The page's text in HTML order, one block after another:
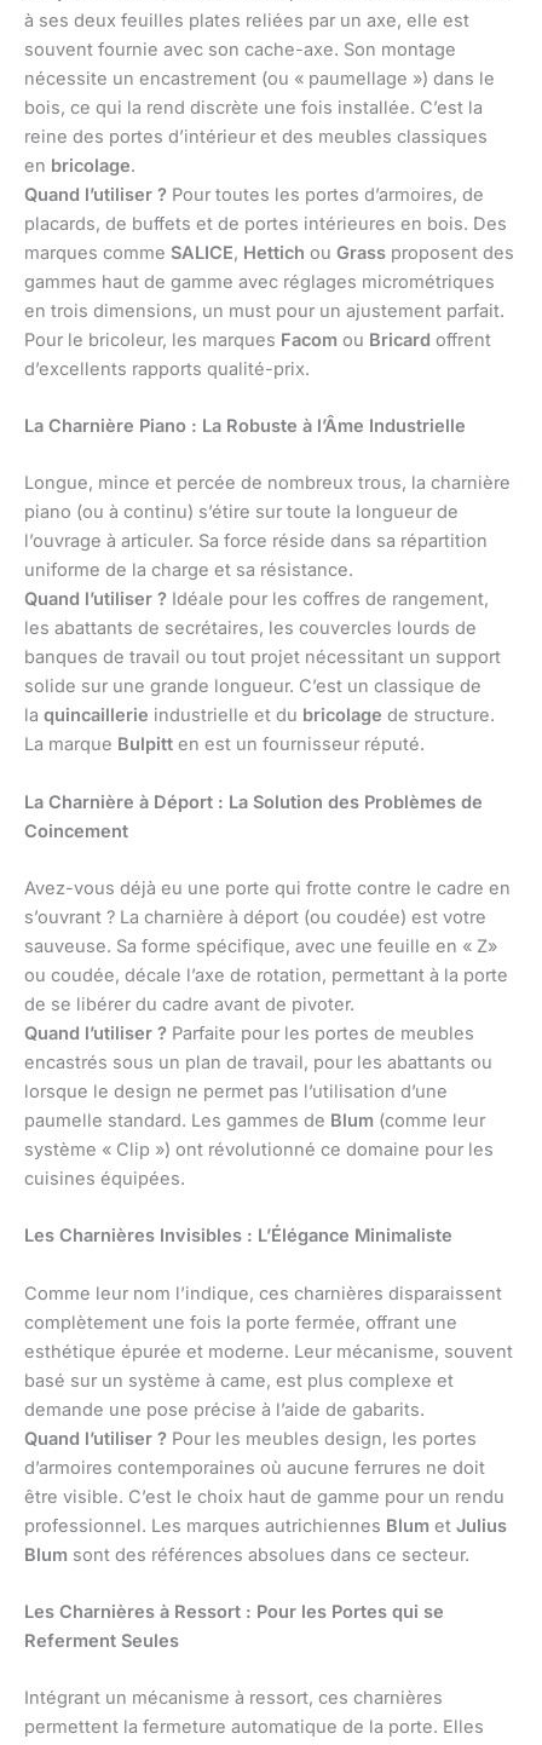
à ses deux feuilles plates reliées par un axe, elle est
souvent fournie avec son cache-axe. Son montage
nécessite un encastrement (ou « paumellage ») dans le
bois, ce qui la rend discrète une fois installée. C’est la
reine des portes d’intérieur et des meubles classiques
en bricolage.
Quand l’utiliser ? Pour toutes les portes d’armoires, de
placards, de buffets et de portes intérieures en bois. Des
marques comme SALICE, Hettich ou Grass proposent des
gammes haut de gamme avec réglages micrométriques
en trois dimensions, un must pour un ajustement parfait.
Pour le bricoleur, les marques Facom ou Bricard offrent
d’excellents rapports qualité-prix.
La Charnière Piano : La Robuste à l’Âme Industrielle
Longue, mince et percée de nombreux trous, la charnière
piano (ou à continu) s’étire sur toute la longueur de
l’ouvrage à articuler. Sa force réside dans sa répartition
uniforme de la charge et sa résistance.
Quand l’utiliser ? Idéale pour les coffres de rangement,
les abattants de secrétaires, les couvercles lourds de
banques de travail ou tout projet nécessitant un support
solide sur une grande longueur. C’est un classique de
la quincaillerie industrielle et du bricolage de structure.
La marque Bulpitt en est un fournisseur réputé.
La Charnière à Déport : La Solution des Problèmes de
Coincement
Avez-vous déjà eu une porte qui frotte contre le cadre en
s’ouvrant ? La charnière à déport (ou coudée) est votre
sauveuse. Sa forme spécifique, avec une feuille en « Z»
ou coudée, décale l’axe de rotation, permettant à la porte
de se libérer du cadre avant de pivoter.
Quand l’utiliser ? Parfaite pour les portes de meubles
encastrés sous un plan de travail, pour les abattants ou
lorsque le design ne permet pas l’utilisation d’une
paumelle standard. Les gammes de Blum (comme leur
système « Clip ») ont révolutionné ce domaine pour les
cuisines équipées.
Les Charnières Invisibles : L’Élégance Minimaliste
Comme leur nom l’indique, ces charnières disparaissent
complètement une fois la porte fermée, offrant une
esthétique épurée et moderne. Leur mécanisme, souvent
basé sur un système à came, est plus complexe et
demande une pose précise à l’aide de gabarits.
Quand l’utiliser ? Pour les meubles design, les portes
d’armoires contemporaines où aucune ferrures ne doit
être visible. C’est le choix haut de gamme pour un rendu
professionnel. Les marques autrichiennes Blum et Julius
Blum sont des références absolues dans ce secteur.
Les Charnières à Ressort : Pour les Portes qui se
Referment Seules
Intégrant un mécanisme à ressort, ces charnières
permettent la fermeture automatique de la porte. Elles